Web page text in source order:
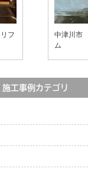
フ
中津川市
ム
施工事例カテゴリ